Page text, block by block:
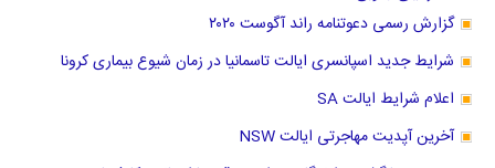
گزارش رسمی دعوتنامه راند آگوست ۲۰۲۰
شرایط جدید اسپانسری ایالت تاسمانیا در زمان شیوع بیماری کرونا
اعلام شرایط ایالت SA
آخرین آپدیت مهاجرتی ایالت NSW